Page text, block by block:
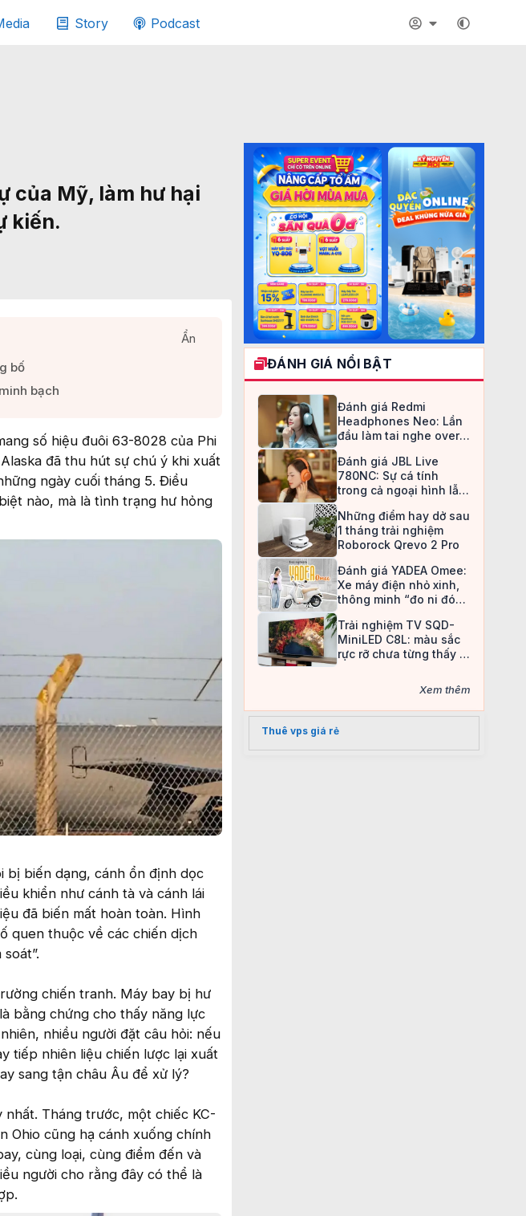
Story Podcast
của Mỹ, làm hư hại
kiến.
Ẩn
bố​
bạch​
số hiệu đuôi 63-8028 của Phi
đã thu hút sự chú ý khi xuất
ngày cuối tháng 5. Điều
nào, mà là tình trạng hư hỏng
bị biến dạng, cánh ổn định dọc
khiển như cánh tà và cánh lái
đã biến mất hoàn toàn. Hình
quen thuộc về các chiến dịch
chiến tranh. Máy bay bị hư
bằng chứng cho thấy năng lực
nhiều người đặt câu hỏi: nếu
tiếp nhiên liệu chiến lược lại xuất
sang tận châu Âu để xử lý?
Tháng trước, một chiếc KC-
Ohio cũng hạ cánh xuống chính
cùng loại, cùng điểm đến và
người cho rằng đây có thể là
ĐÁNH GIÁ NỔI BẬT
Đánh giá Redmi
Headphones Neo: Lần
đầu làm tai nghe over-
an toàn
Đánh giá JBL Live
780NC: Sự cá tính
trong cả ngoại hình lẫn
Những điểm hay dở sau
1 tháng trải nghiệm
Roborock Qrevo 2 Pro
Đánh giá YADEA Omee:
Xe máy điện nhỏ xinh,
thông minh “đo ni đóng
Trải nghiệm TV SQD-
MiniLED C8L: màu sắc
rực rỡ chưa từng thấy ở
Xem thêm
Thuê vps giá rẻ